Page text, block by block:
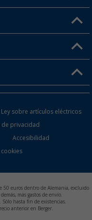
Ley sobre artículos eléctricos
de privacidad
Accesibilidad
50 euros dentro de Alemania, excluido
más gastos de envío.
hasta fin de existencias.
anterior en Berger.